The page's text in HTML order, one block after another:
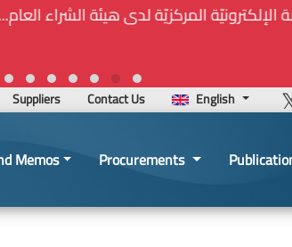
المركزيّة لدى هيئة الشراء العام... الخ.
Suppliers Contact Us English
Memos Procurements